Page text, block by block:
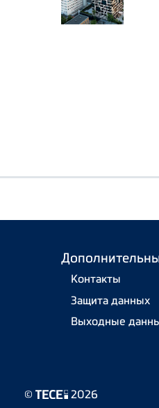
Контакты
Защита данных
Выходные
© 2026